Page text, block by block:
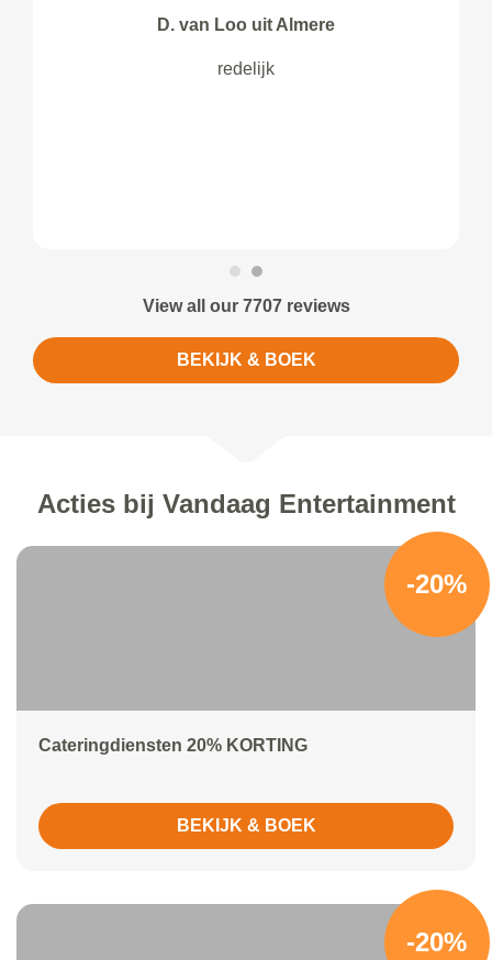
D. van Loo uit Almere
redelijk
View all our 7707 reviews
BEKIJK & BOEK
Acties bij Vandaag Entertainment
-20%
Cateringdiensten 20% KORTING
BEKIJK & BOEK
-20%